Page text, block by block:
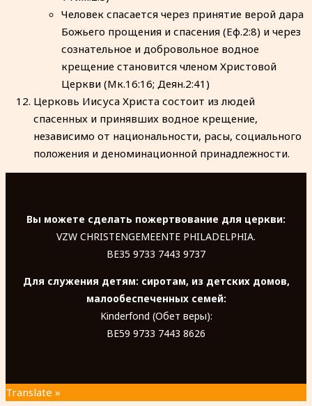
Человек спасается через принятие верой дара
Божьего прощения и спасения (Еф.2:8) и через
сознательное и добровольное водное
крещение становится членом Христовой
Церкви (Мк.16:16; Деян.2:41)
Церковь Иисуса Христа состоит из людей
спасенных и принявших водное крещение,
независимо от национальности, расы, социального
положения и деноминационной принадлежности.
Вы можете сделать пожертвование для церкви:
VZW CHRISTENGEMEENTE PHILADELPHIA.
BE35 9733 7443 9737
Для служения детям: сиротам, из детских домов,
малообеспеченных семей:
Kinderfond (Обет веры):
BE59 9733 7443 8626
Translate »